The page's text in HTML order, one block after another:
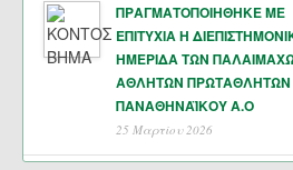
ΠΡΑΓΜΑΤΟΠΟΙΗΘΗΚΕ ΜΕ
ΕΠΙΤΥΧΙΑ Η
ΗΜΕΡΙΔΑ ΤΩΝ
ΑΘΛΗΤΩΝ ΠΡΩΤΑΘΛΗΤΩΝ
ΠΑΝΑΘΗΝΑΪΚΟΥ Α.Ο
25 Μαρτίου 2026